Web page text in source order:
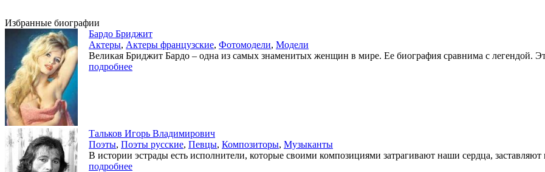
Избранные биографии
Бардо Бриджит
Актеры, Актеры французские, Фотомодели, Модели
Великая Бриджит Бардо – одна из самых знаменитых женщин в мире. Ее биография сравнима с легендой.
подробнее
Тальков Игорь Владимирович
Поэты, Поэты русские, Певцы, Композиторы, Музыканты
В истории эстрады есть исполнители, которые своими композициями затрагивают наши сердца, заставляют
подробнее